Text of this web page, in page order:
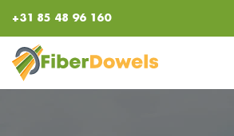
Kilépés
tartalomba
+31 85 48 96 160